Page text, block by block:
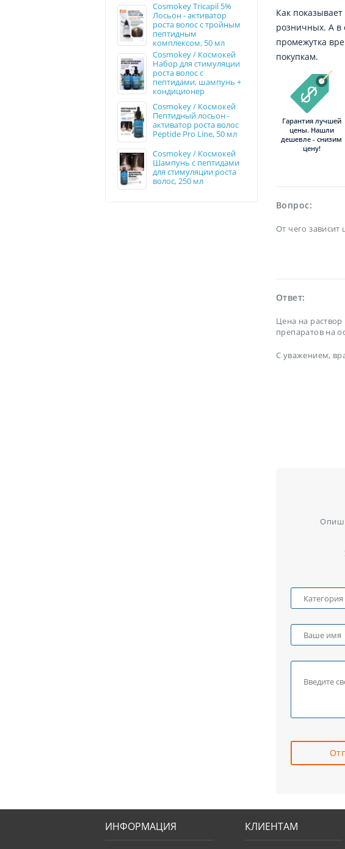
Cosmokey Tricapil 5%
Лосьон - активатор
роста волос с тройным
пептидным
комплексом, 50 мл
Cosmokey / Космокей
Набор для стимуляции
роста волос с
пептидами, шампунь +
кондиционер
Cosmokey / Космокей
Пептидный лосьон -
активатор роста волос
Peptide Pro Line, 50 мл
Cosmokey / Космокей
Шампунь с пептидами
для стимуляции роста
волос, 250 мл
Как
розничных. А в
промежутка
покупкам.
Гарантия лучшей
цены. Нашли
дешевле - снизим
цену!
Вопрос:
От чего зависит
Ответ:
Цена на
препаратов на
С уважением,
ИНФОРМАЦИЯ КЛИЕНТАМ